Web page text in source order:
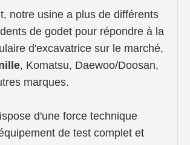
notre usine a plus de différents
de godet pour répondre à la
d'excavatrice sur le marché,
, Komatsu, Daewoo/Doosan,
marques.
d'une force technique
de test complet et